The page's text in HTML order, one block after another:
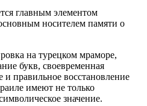
главным элементом
носителем памяти о
на турецком мраморе,
букв, своевременная
и правильное восстановление
имеют не только
значение.